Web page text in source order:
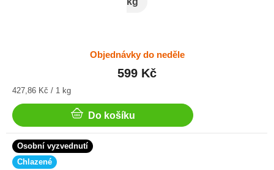
Objednávky do neděle
599 Kč
Měrná
427,86 Kč / 1 kg
Do košíku
Osobní vyzvednutí
Chlazené